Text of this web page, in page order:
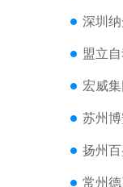
深圳
盟立
宏威集
苏州
扬州
常州